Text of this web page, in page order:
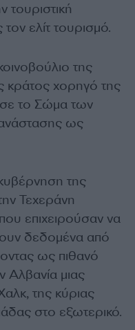
ελίτ τουρισμό.
της
κράτος χορηγό της
το Σώμα των
ως
της
Τεχεράνη
επιχειρούσαν να
δεδομένα από
ως πιθανό
Αλβανία μιας
της κύριας
στο εξωτερικό.